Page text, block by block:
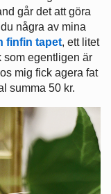
går det att göra
några av mina
finfin tapet, ett litet
som egentligen är
mig fick agera fat
summa 50 kr.